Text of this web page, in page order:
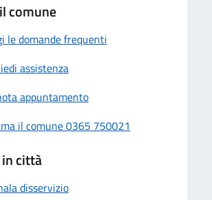
comune
le domande frequenti
assistenza
appuntamento
il comune 0365 750021
città
disservizio